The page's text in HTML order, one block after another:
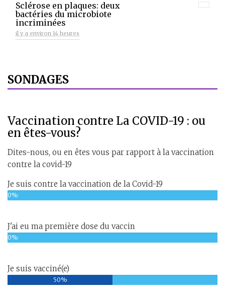
Sclérose en plaques: deux
bactéries du microbiote
incriminées
il y a environ 14 heures
SONDAGES
Vaccination contre La COVID-19 : ou
en êtes-vous?
Dites-nous, ou en êtes vous par rapport à la vaccination
contre la covid-19
Je suis contre la vaccination de la Covid-19
0%
J'ai eu ma première dose du vaccin
0%
Je suis vacciné(e)
50%